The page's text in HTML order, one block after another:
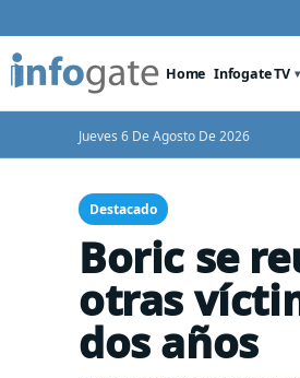
Home Infogate TV
Jueves 6 De Agosto De 2026
Destacado
Boric se
otras
dos años